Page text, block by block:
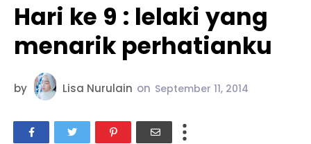
Hari ke 9 : lelaki yang
menarik perhatianku
by Lisa Nurulain on September 11, 2014